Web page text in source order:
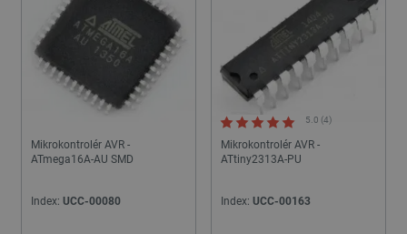
Mikrokontrolér AVR -
ATmega16A-AU SMD
Index: UCC-00080
Mikrokontrolér AVR -
ATtiny2313A-PU
5.0 (4)
Index: UCC-00163